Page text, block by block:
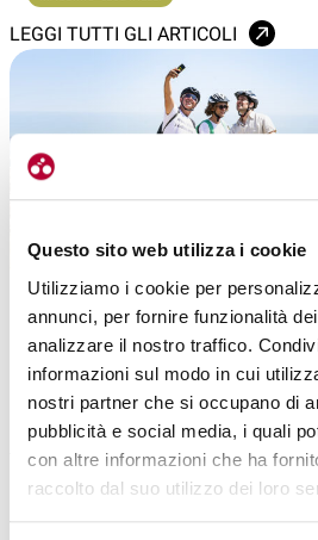
Questo sito web utilizza i cookie
Utilizziamo i cookie per
annunci, per fornire funzionalità
analizzare il nostro traffico.
informazioni sul modo in cui
nostri partner che si occupano di
pubblicità e social media, i quali
con altre informazioni che ha
raccolto dal suo utilizzo dei loro
LEGGI TUTTI GLI ARTICOLI
14-05-2023
BELLARIA IGEA MARINA E TURISMO:
DEL SUCCESSO
Faccia a faccia con Massimo Ceccarelli,
dirigente del turismo a Bellaria Igea Marina.
fare sinergia. Il pubblico. Il privato […]
#HOTEL AUGUSTA